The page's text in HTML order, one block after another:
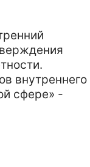
внутреннего
сфере» -